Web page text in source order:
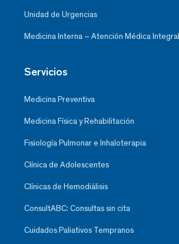
Unidad de Urgencias
Medicina Interna – Atención Médica Integral
Servicios
Medicina Preventiva
Medicina Física y Rehabilitación
Fisiología Pulmonar e Inhaloterapia
Clínica de Adolescentes
Clínicas de Hemodiálisis
ConsultABC: Consultas sin cita
Cuidados Paliativos Tempranos